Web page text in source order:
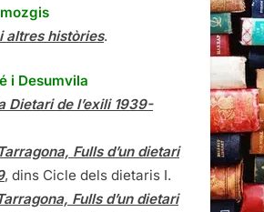
altres històries.
i Desumvila
Dietari de l’exili 1939-
Fulls d’un dietari
, dins Cicle dels dietaris I.
Fulls d’un dietari